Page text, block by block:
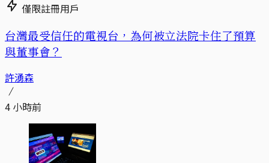
僅限註冊用戶
台灣最受信任的電視台，為何被立法院卡住了預算
與董事會？
許湧森
4 小時前